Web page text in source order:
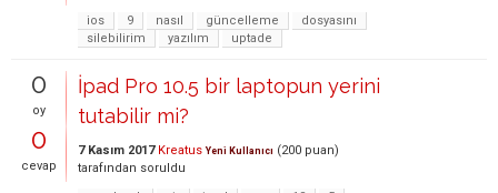
ios
9 nasıl güncelleme
dosyasını
silebilirim
yazılım uptade
0
oy
0
cevap
İpad Pro 10.5 bir laptopun yerini
tutabilir mi?
7 Kasım 2017 Kreatus Yeni Kullanıcı (200 puan)
tarafından soruldu